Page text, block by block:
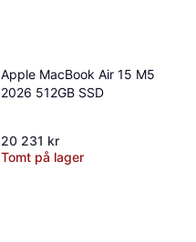
Apple MacBook Air 15 M5
2026 512GB SSD
20 231 kr
Tomt på lager